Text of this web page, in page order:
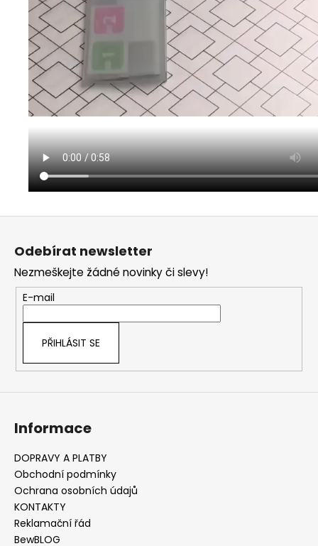
Z
Odebírat newsletter
Nezmeškejte žádné novinky či slevy!
E-mail
PŘIHLÁSIT SE
Informace
DOPRAVY A PLATBY
Obchodní podmínky
Ochrana osobních údajů
KONTAKTY
Reklamační řád
BewBLOG